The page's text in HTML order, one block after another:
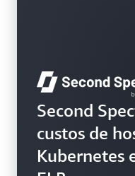
Second
custos de
Kubernetes